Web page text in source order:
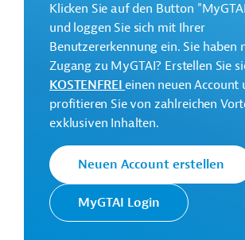
Gesamtkosten:
140 Millionen Euro (voraussichtlich)
Geberbeitrag:
70 Millionen Euro (voraussichtlich;
Kontaktadressen
Die EIB vertritt die
Klicken Sie auf den Button
und loggen Sie sich mit Ihrer
Benutzererkennung ein. Sie haben
Zugang zu MyGTAI? Erstellen Sie
KOSTENFREIeinen neuen Account
profitieren Sie von zahlreichen
exklusiven Inhalten.
Neuen Account erstellen
MyGTAI Login